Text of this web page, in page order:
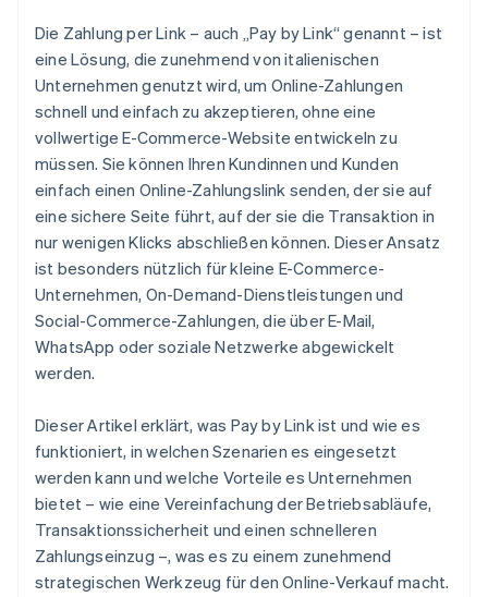
Die Zahlung per Link – auch „Pay by Link“ genannt – ist
eine Lösung, die zunehmend von italienischen
Unternehmen genutzt wird, um Online-Zahlungen
schnell und einfach zu akzeptieren, ohne eine
vollwertige E-Commerce-Website entwickeln zu
müssen. Sie können Ihren Kundinnen und Kunden
einfach einen Online-Zahlungslink senden, der sie auf
eine sichere Seite führt, auf der sie die Transaktion in
nur wenigen Klicks abschließen können. Dieser Ansatz
ist besonders nützlich für kleine E-Commerce-
Unternehmen, On-Demand-Dienstleistungen und
Social-Commerce-Zahlungen, die über E-Mail,
WhatsApp oder soziale Netzwerke abgewickelt
werden.
Dieser Artikel erklärt, was Pay by Link ist und wie es
funktioniert, in welchen Szenarien es eingesetzt
werden kann und welche Vorteile es Unternehmen
bietet – wie eine Vereinfachung der Betriebsabläufe,
Transaktionssicherheit und einen schnelleren
Zahlungseinzug –, was es zu einem zunehmend
strategischen Werkzeug für den Online-Verkauf macht.